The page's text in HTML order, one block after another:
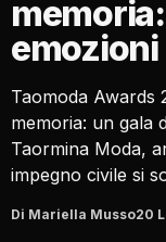
emozioni
Taomoda Awards
memoria: un gala
Taormina Moda,
impegno civile si
Di Mariella Musso20